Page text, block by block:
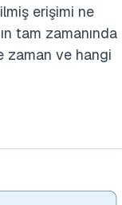
erişimi ne
tam zamanında
zaman ve hangi